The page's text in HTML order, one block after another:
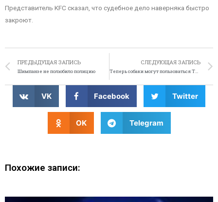
Представитель KFC сказал, что судебное дело наверняка быстро
закроют.
ПРЕДЫДУЩАЯ ЗАПИСЬ
Шимпанзе не полюбило полицию
СЛЕДУЮЩАЯ ЗАПИСЬ
Теперь собаки могут пользоваться Twitter‘ом
VK Facebook Twitter
OK Telegram
Похожие записи: